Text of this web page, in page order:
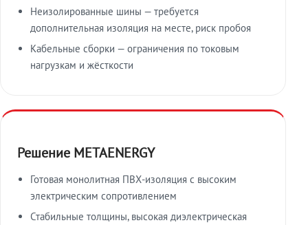
Неизолированные шины — требуется
дополнительная изоляция на месте, риск пробоя
Кабельные сборки — ограничения по токовым
нагрузкам и жёсткости
Решение METAENERGY
Готовая монолитная ПВХ-изоляция с высоким
электрическим сопротивлением
Стабильные толщины, высокая диэлектрическая